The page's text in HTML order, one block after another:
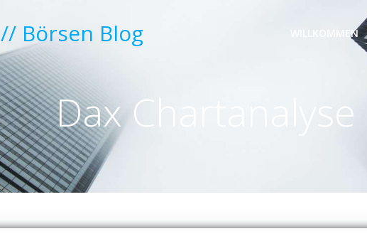
// Börsen Blog WILLKOMMEN
Dax Chartanalyse